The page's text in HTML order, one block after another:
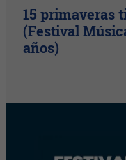
15 primaveras
(Festival
años)